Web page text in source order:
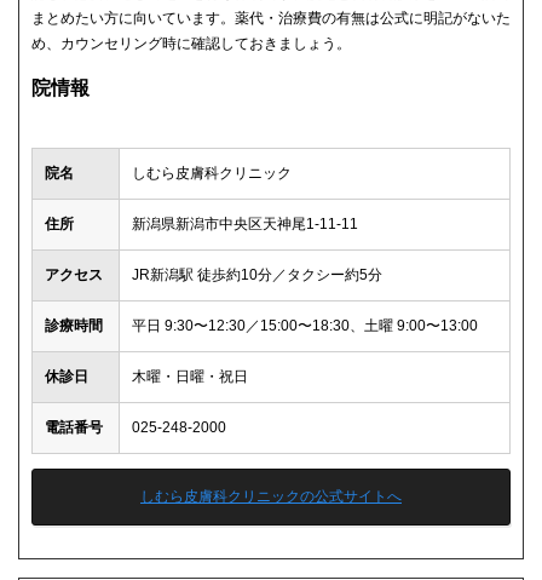
まとめたい方に向いています。薬代・治療費の有無は公式に明記がないた
め、カウンセリング時に確認しておきましょう。
院情報
院名 しむら皮膚科クリニック
住所 新潟県新潟市中央区天神尾1-11-11
アクセス JR新潟駅 徒歩約10分／タクシー約5分
診療時間 平日 9:30〜12:30／15:00〜18:30、土曜 9:00〜13:00
休診日 木曜・日曜・祝日
電話番号 025-248-2000
しむら皮膚科クリニックの公式サイトへ